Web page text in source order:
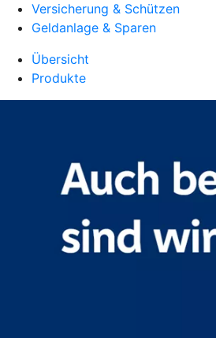
Versicherung & Schützen
Geldanlage & Sparen
Übersicht
Produkte